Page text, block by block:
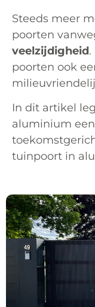
Steeds meer
poorten
veelzijdigheid
poorten ook
In dit artikel
aluminium een
tuinpoort in